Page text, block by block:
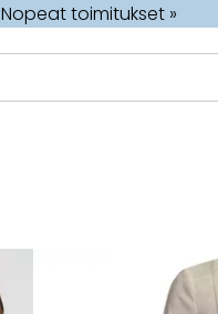
Nopeat toimitukset »